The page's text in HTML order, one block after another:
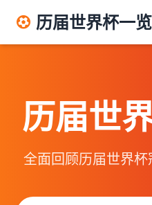
历届世界杯一
历届世
全面回顾历届世界